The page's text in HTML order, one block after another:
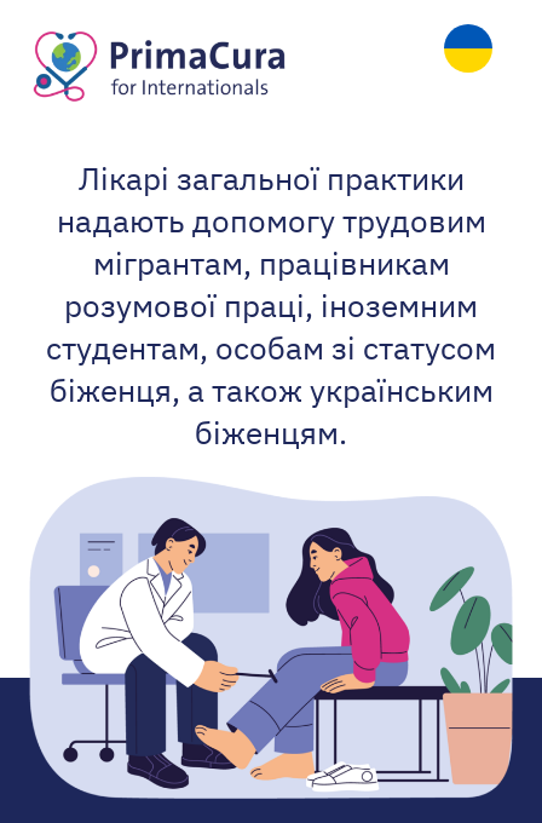
Лікарі загальної практики
надають допомогу трудовим
мігрантам, працівникам
розумової праці, іноземним
студентам, особам зі статусом
біженця, а також українським
біженцям.